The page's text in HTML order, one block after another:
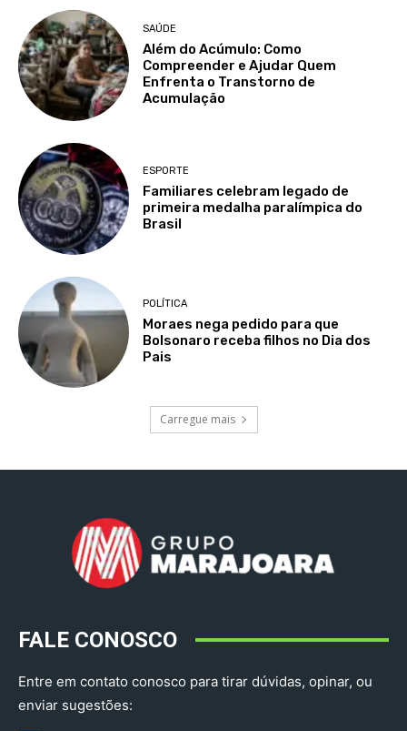
SAÚDE
Além do Acúmulo: Como
Compreender e Ajudar Quem
Enfrenta o Transtorno de
Acumulação
ESPORTE
Familiares celebram legado de
primeira medalha paralímpica do
Brasil
POLÍTICA
Moraes nega pedido para que
Bolsonaro receba filhos no Dia dos
Pais
Carregue mais
FALE CONOSCO
Entre em contato conosco para tirar dúvidas, opinar, ou
enviar sugestões: